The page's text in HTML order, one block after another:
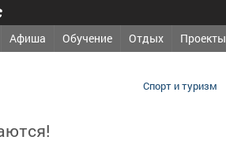
Афиша Обучение Отдых Проекты
Спорт и туризм